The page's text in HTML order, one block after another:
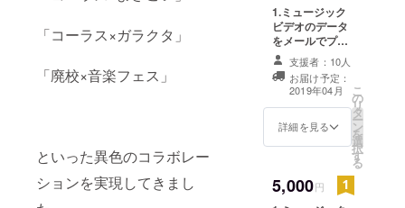
「コーラス×ガラクタ」
「廃校×音楽フェス」
といった異色のコラボレー
ションを実現してきまし
う。またフ
ラッシュモ
ブや選抜メ
ンバーの
コーラスラ
イブなどの
る可能性を
探し続けて
1.ミュージック
ビデオのデータ
をメールでプレ
ゼント支援者：10人
お届け予定：
2019年04月
詳細を見る
こ
の
リ
タ
ー
ン
を
選
択
す
る
5,000円